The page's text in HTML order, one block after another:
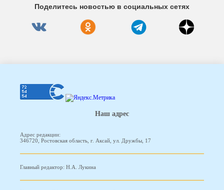
Поделитесь новостью в социальных сетях
Наш адрес
Адрес редакции:
346720, Ростовская область, г. Аксай, ул. Дружбы, 17
Главный редактор: Н.А. Лукина